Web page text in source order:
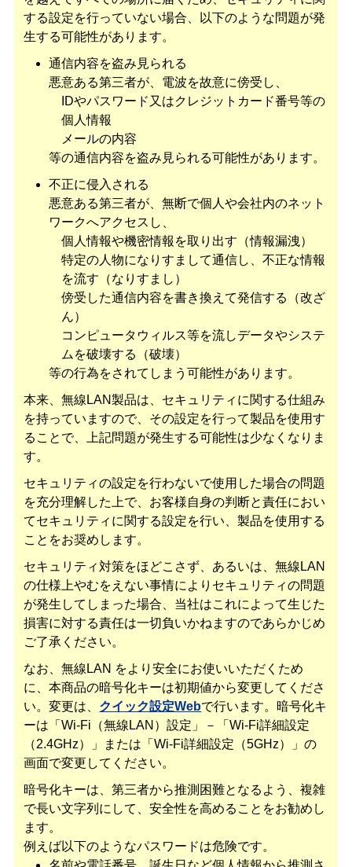
する設定を行っていない場合、以下のような問題が発
生する可能性があります。
通信内容を盗み見られる
悪意ある第三者が、電波を故意に傍受し、
IDやパスワード又はクレジットカード番号等の
個人情報
メールの内容
等の通信内容を盗み見られる可能性があります。
不正に侵入される
悪意ある第三者が、無断で個人や会社内のネット
ワークへアクセスし、
個人情報や機密情報を取り出す（情報漏洩）
特定の人物になりすまして通信し、不正な情報
を流す（なりすまし）
傍受した通信内容を書き換えて発信する（改ざ
ん）
コンピュータウィルス等を流しデータやシステ
ムを破壊する（破壊）
等の行為をされてしまう可能性があります。
本来、無線LAN製品は、セキュリティに関する仕組み
を持っていますので、その設定を行って製品を使用す
ることで、上記問題が発生する可能性は少なくなりま
す。
セキュリティの設定を行わないで使用した場合の問題
を充分理解した上で、お客様自身の判断と責任におい
てセキュリティに関する設定を行い、製品を使用する
ことをお奨めします。
セキュリティ対策をほどこさず、あるいは、無線LAN
の仕様上やむをえない事情によりセキュリティの問題
が発生してしまった場合、当社はこれによって生じた
損害に対する責任は一切負いかねますのであらかじめ
ご了承ください。
なお、無線LAN をより安全にお使いいただくため
に、本商品の暗号化キーは初期値から変更してくださ
い。変更は、 クイック設定Webで行います。暗号化キ
ーは「Wi-Fi（無線LAN）設定」－「Wi-Fi詳細設定
（2.4GHz）」または「Wi-Fi詳細設定（5GHz）」の
画面で変更してください。
暗号化キーは、第三者から推測困難となるよう、複雑
で長い文字列にして、安全性を高めることをお勧めし
ます。
例えば以下のようなパスワードは危険です。